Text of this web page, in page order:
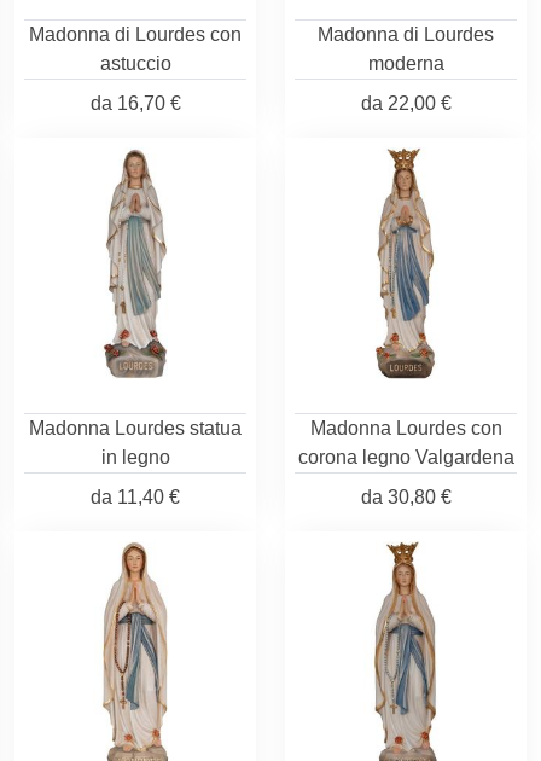
Madonna di Lourdes con
astuccio
da 16,70 €
Madonna di Lourdes
moderna
da 22,00 €
Madonna Lourdes statua
in legno
da 11,40 €
Madonna Lourdes con
corona legno Valgardena
da 30,80 €